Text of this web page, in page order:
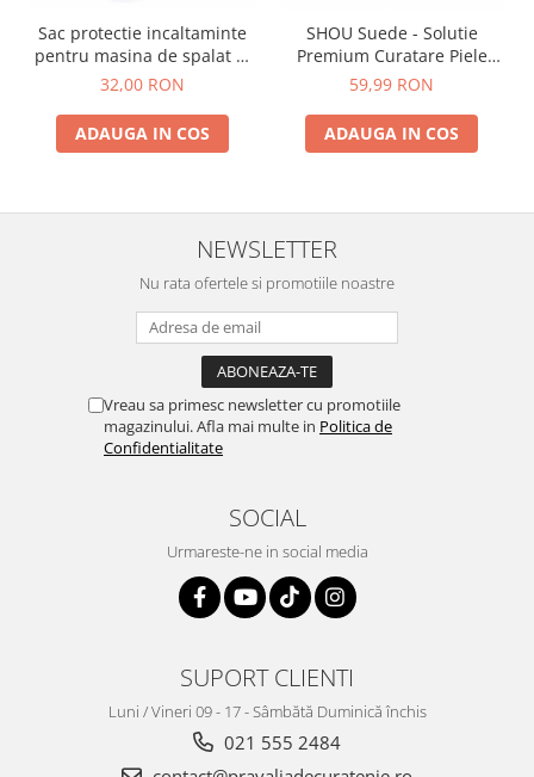
Sac protectie incaltaminte
pentru masina de spalat di
Marisa 23x38 cm
32,00 RON
ADAUGA IN COS
SHOU Suede - Solutie
Premium Curatare Piele
Intoarsa 100ml
59,99 RON
ADAUGA IN COS
NEWSLETTER
Nu rata ofertele si promotiile noastre
Vreau sa primesc newsletter cu promotiile
magazinului. Afla mai multe in Politica de
Confidentialitate
SOCIAL
Urmareste-ne in social media
SUPORT CLIENTI
Luni / Vineri 09 - 17 - Sâmbătă Duminică închis
021 555 2484